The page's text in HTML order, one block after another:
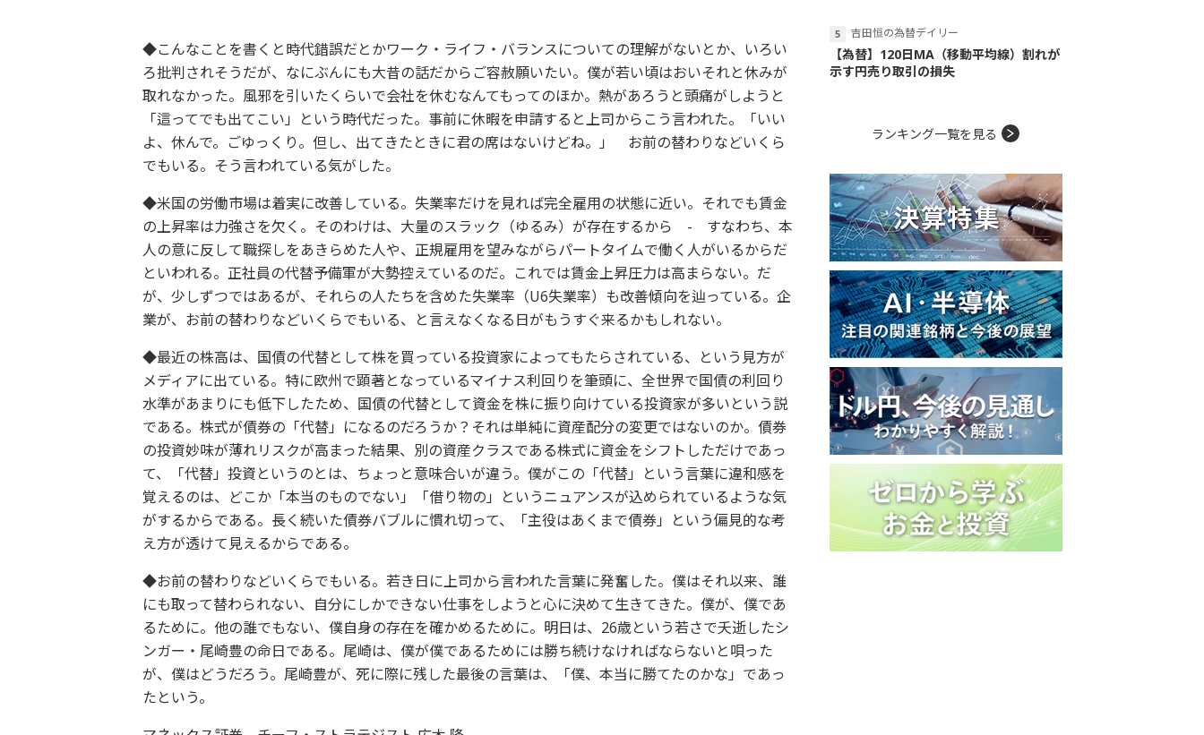
◆こんなことを書くと時代錯誤だとかワーク・ライフ・バランスについての理解がないとか、いろい
ろ批判されそうだが、なにぶんにも大昔の話だからご容赦願いたい。僕が若い頃はおいそれと休みが
取れなかった。風邪を引いたくらいで会社を休むなんてもってのほか。熱があろうと頭痛がしようと
「這ってでも出てこい」という時代だった。事前に休暇を申請すると上司からこう言われた。「いい
よ、休んで。ごゆっくり。但し、出てきたときに君の席はないけどね。」 お前の替わりなどいくら
でもいる。そう言われている気がした。
◆米国の労働市場は着実に改善している。失業率だけを見れば完全雇用の状態に近い。それでも賃金
の上昇率は力強さを欠く。そのわけは、大量のスラック（ゆるみ）が存在するから - すなわち、本
人の意に反して職探しをあきらめた人や、正規雇用を望みながらパートタイムで働く人がいるからだ
といわれる。正社員の代替予備軍が大勢控えているのだ。これでは賃金上昇圧力は高まらない。だ
が、少しずつではあるが、それらの人たちを含めた失業率（U6失業率）も改善傾向を辿っている。企
業が、お前の替わりなどいくらでもいる、と言えなくなる日がもうすぐ来るかもしれない。
◆最近の株高は、国債の代替として株を買っている投資家によってもたらされている、という見方が
メディアに出ている。特に欧州で顕著となっているマイナス利回りを筆頭に、全世界で国債の利回り
水準があまりにも低下したため、国債の代替として資金を株に振り向けている投資家が多いという説
である。株式が債券の「代替」になるのだろうか？それは単純に資産配分の変更ではないのか。債券
の投資妙味が薄れリスクが高まった結果、別の資産クラスである株式に資金をシフトしただけであっ
て、「代替」投資というのとは、ちょっと意味合いが違う。僕がこの「代替」という言葉に違和感を
覚えるのは、どこか「本当のものでない」「借り物の」というニュアンスが込められているような気
がするからである。長く続いた債券バブルに慣れ切って、「主役はあくまで債券」という偏見的な考
え方が透けて見えるからである。
◆お前の替わりなどいくらでもいる。若き日に上司から言われた言葉に発奮した。僕はそれ以来、誰
にも取って替わられない、自分にしかできない仕事をしようと心に決めて生きてきた。僕が、僕であ
るために。他の誰でもない、僕自身の存在を確かめるために。明日は、26歳という若さで夭逝したシ
ンガー・尾崎豊の命日である。尾崎は、僕が僕であるためには勝ち続けなければならないと唄った
が、僕はどうだろう。尾崎豊が、死に際に残した最後の言葉は、「僕、本当に勝てたのかな」であっ
たという。
吉田恒の為替デイリー
【為替】120日MA（移動平均線）割れが
示す円売り取引の損失
ランキング一覧を見る